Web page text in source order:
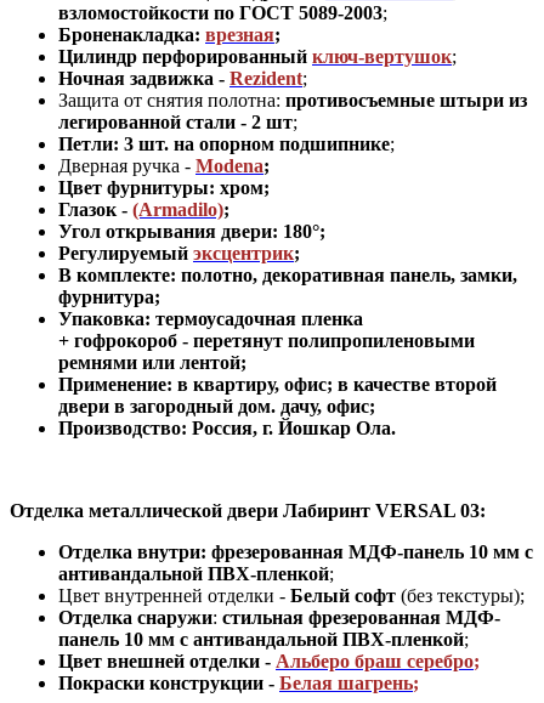
взломостойкости по ГОСТ 5089-2003;
Броненакладка: врезная;
Цилиндр перфорированный ключ-вертушок;
Ночная задвижка - Rezident;
Защита от снятия полотна: противосъемные штыри из
легированной стали - 2 шт;
Петли: 3 шт. на опорном подшипнике;
Дверная ручка - Modena;
Цвет фурнитуры: хром;
Глазок - (Armadilo);
Угол открывания двери: 180°;
Регулируемый эксцентрик;
В комплекте: полотно, декоративная панель, замки,
фурнитура;
Упаковка: термоусадочная пленка
+ гофрокороб - перетянут полипропиленовыми
ремнями или лентой;
Применение: в квартиру, офис; в качестве второй
двери в загородный дом. дачу, офис;
Производство: Россия, г. Йошкар Ола.
Отделка металлической двери Лабиринт VERSAL 03:
Отделка внутри: фрезерованная МДФ-панель 10 мм с
антивандальной ПВХ-пленкой;
Цвет внутренней отделки - Белый софт (без текстуры);
Отделка снаружи: стильная фрезерованная МДФ-
панель 10 мм с антивандальной ПВХ-пленкой;
Цвет внешней отделки - Альберо браш серебро;
Покраски конструкции - Белая шагрень;